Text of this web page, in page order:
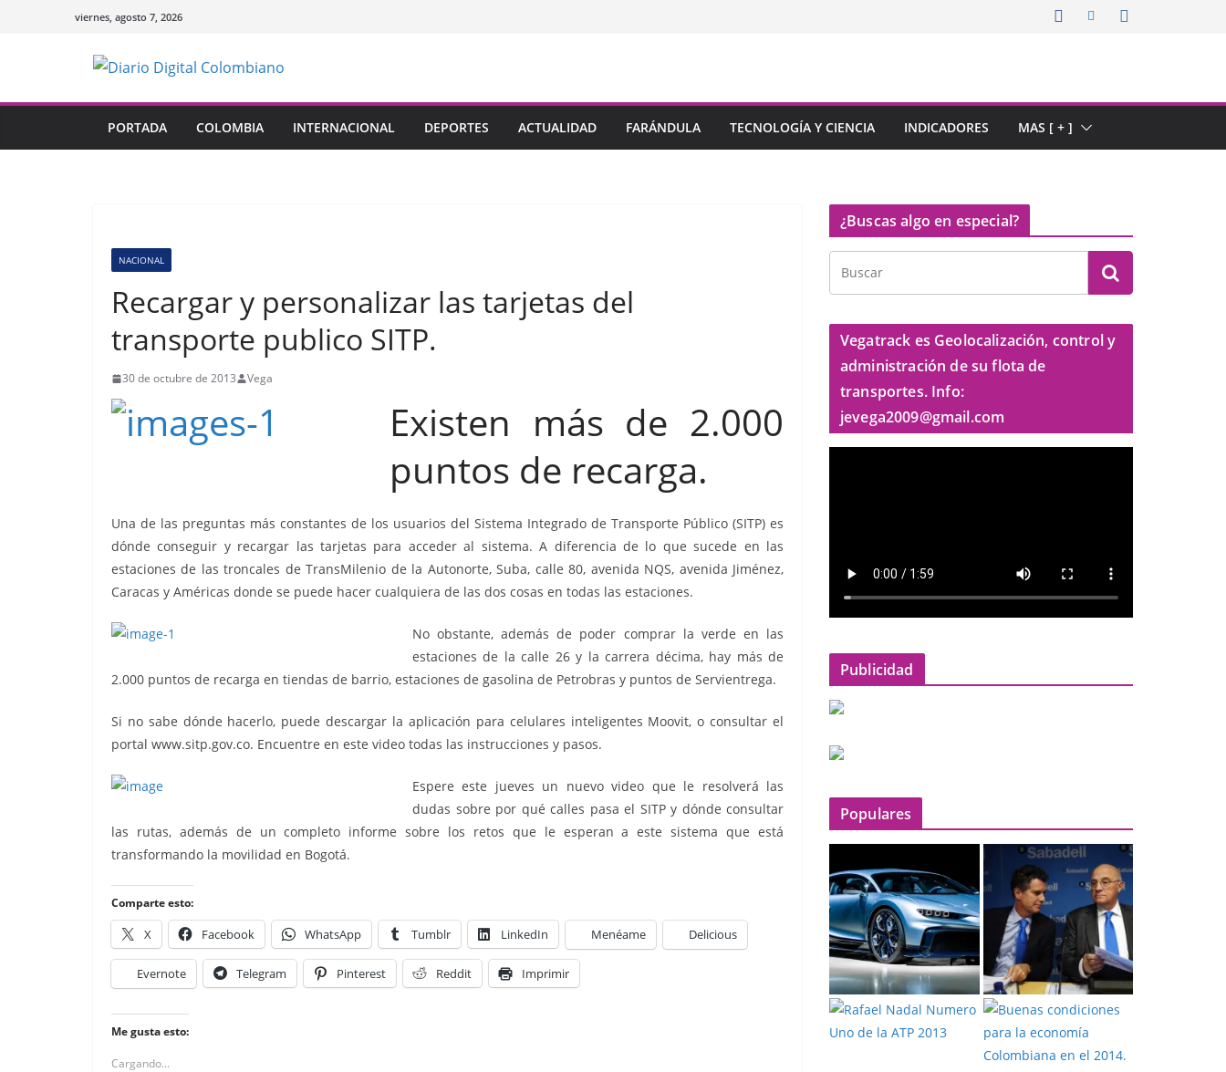
viernes, agosto 7, 2026
PORTADA COLOMBIA INTERNACIONAL DEPORTES ACTUALIDAD FARÁNDULA TECNOLOGÍA Y CIENCIA INDICADORES MAS [ + ]
NACIONAL
Recargar y personalizar las tarjetas del
transporte publico SITP.
30 de octubre de 2013 Vega
Existen más de 2.000
puntos de recarga.
Una de las preguntas más constantes de los usuarios del Sistema Integrado de Transporte Público (SITP) es
dónde conseguir y recargar las tarjetas para acceder al sistema. A diferencia de lo que sucede en las
estaciones de las troncales de TransMilenio de la Autonorte, Suba, calle 80, avenida NQS, avenida Jiménez,
Caracas y Américas donde se puede hacer cualquiera de las dos cosas en todas las estaciones.
No obstante, además de poder comprar la verde en las
estaciones de la calle 26 y la carrera décima, hay más de
2.000 puntos de recarga en tiendas de barrio, estaciones de gasolina de Petrobras y puntos de Servientrega.
Si no sabe dónde hacerlo, puede descargar la aplicación para celulares inteligentes Moovit, o consultar el
portal www.sitp.gov.co. Encuentre en este video todas las instrucciones y pasos.
Espere este jueves un nuevo video que le resolverá las
dudas sobre por qué calles pasa el SITP y dónde consultar
las rutas, además de un completo informe sobre los retos que le esperan a este sistema que está
transformando la movilidad en Bogotá.
Comparte esto:
X Facebook WhatsApp Tumblr LinkedIn Menéame Delicious
Evernote Telegram Pinterest Reddit Imprimir
Me gusta esto:
Cargando...
¿Buscas algo en especial?
Vegatrack es Geolocalización, control y
administración de su flota de
transportes. Info:
jevega2009@gmail.com
Publicidad
Populares